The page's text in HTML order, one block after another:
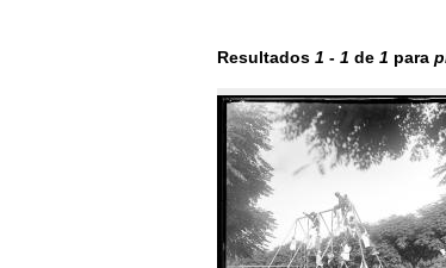
Resultados 1 - 1 de 1 para